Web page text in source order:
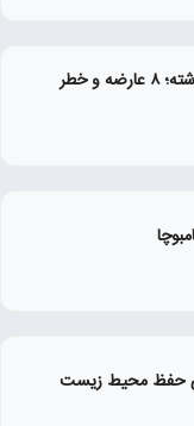
عوارض خوردن قارچ تاریخ‌ گذشته؛ ۸ عارضه و خطر
حفظ محیط زیست